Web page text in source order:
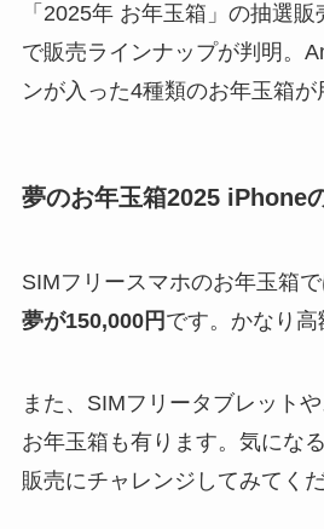
「2025年 お年玉箱」の抽選
で販売ラインナップが判明。
ンが入った4種類のお年玉箱が
夢のお年玉箱2025 iPhone
SIMフリースマホのお年玉箱
夢が150,000円 です。かなり高
また、SIMフリータブレット
お年玉箱も有ります。気にな
販売にチャレンジしてみてくだ